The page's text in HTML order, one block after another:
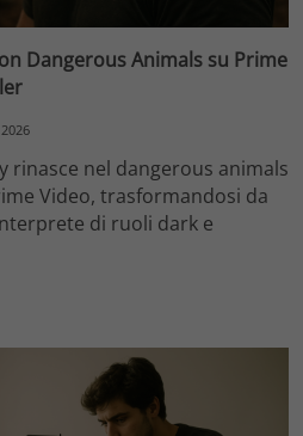
Dangerous Animals su Prime
rinasce nel dangerous animals
Video, trasformandosi da
di ruoli dark e